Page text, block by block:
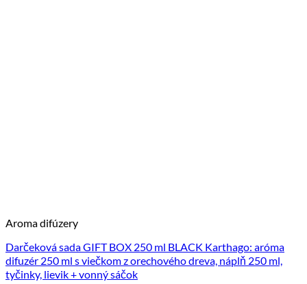
Aroma difúzery
Darčeková sada GIFT BOX 250 ml BLACK Karthago: aróma
difuzér 250 ml s viečkom z orechového dreva, náplň 250 ml,
tyčinky, lievik + vonný sáčok